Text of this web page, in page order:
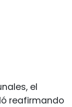
el
reafirmando